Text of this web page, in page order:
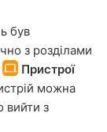
був
з розділами
Пристрої
можна
вийти з